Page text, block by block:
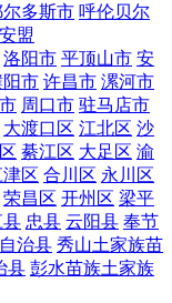
尔多斯市 呼伦贝尔
盟
洛阳市 平顶山市 安
阳市 许昌市 漯河市
周口市 驻马店市
大渡口区 江北区 沙
綦江区 大足区 渝
区 合川区 永川区
荣昌区 开州区 梁平
县 忠县 云阳县 奉节
治县 秀山土家族苗
县 彭水苗族土家族